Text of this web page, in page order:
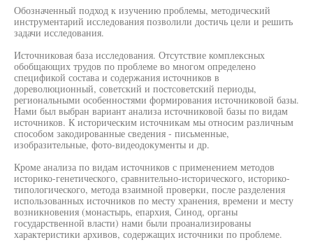
Обозначенный подход к изучению проблемы, методический
инструментарий исследования позволили достичь цели и решить
задачи исследования.
Источниковая база исследования. Отсутствие комплексных
обобщающих трудов по проблеме во многом определено
спецификой состава и содержания источников в
дореволюционный, советский и постсоветский периоды,
региональными особенностями формирования источниковой базы.
Нами был выбран вариант анализа источниковой базы по видам
источников. К историческим источникам мы относим различным
способом закодированные сведения - письменные,
изобразительные, фото-видеодокументы и др.
Кроме анализа по видам источников с применением методов
историко-генетического, сравнительно-исторического, историко-
типологического, метода взаимной проверки, после разделения
использованных источников по месту хранения, времени и месту
возникновения (монастырь, епархия, Синод, органы
государственной власти) нами были проанализированы
характеристики архивов, содержащих источники по проблеме.